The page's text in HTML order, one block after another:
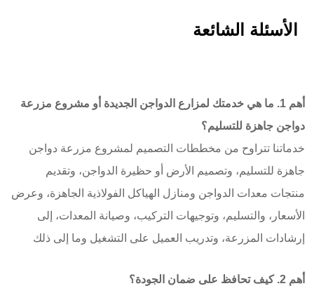
الأسئلة الشائعة
أهم 1. ما هي خدمتك لمزارع الدواجن الجديدة أو مشروع مزرعة
دواجن جاهزة للتسليم؟
خدماتنا تتراوح من مخططات التصميم لمشروع مزرعة دواجن
جاهزة للتسليم، وتصميم الأرض أو حظيرة الدواجن، وتقديم
منتجات معدات الدواجن ومنازل الهياكل الفولاذية الجاهزة، وعرض
الأسعار، والتسليم، وتوجيهات التركيب، وصيانة المعدات، إلى
إرشادات المزرعة، وتدريب العميل على التشغيل وما إلى ذلك
أهم 2. كيف تحافظ على ضمان الجودة؟